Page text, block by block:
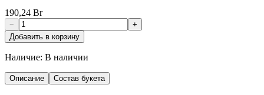
190,24 Br
−
+
Добавить в корзину
Наличие: В наличии
Описание Состав букета